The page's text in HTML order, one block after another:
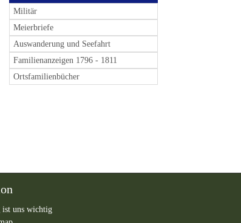
Militär
Meierbriefe
Auswanderung und Seefahrt
Familienanzeigen 1796 - 1811
Ortsfamilienbücher
uns wichtig